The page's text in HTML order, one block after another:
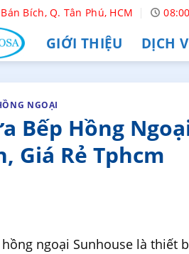
Bích, Q. Tân Phú, HCM
GIỚI THIỆU DỊCH
NGOẠI
Bếp Hồng
Giá Rẻ Tphcm
hồng ngoại Sunhouse là thiết